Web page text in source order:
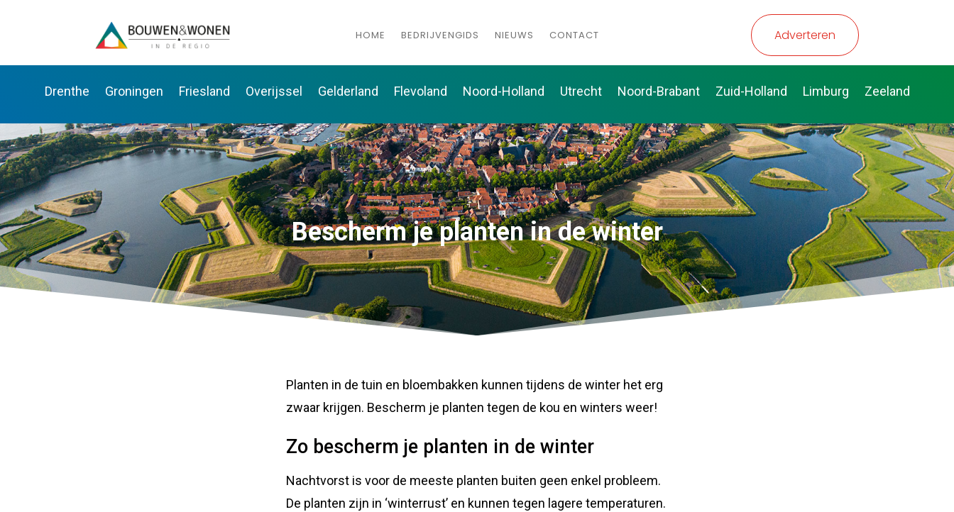
HOME BEDRIJVENGIDS NIEUWS CONTACT Adverteren
Drenthe Groningen Friesland Overijssel Gelderland Flevoland Noord-Holland Utrecht Noord-Brabant Zuid-Holland Limburg Zeeland
Bescherm je planten in de winter
Planten in de tuin en bloembakken kunnen tijdens de winter het erg
zwaar krijgen. Bescherm je planten tegen de kou en winters weer!
Zo bescherm je planten in de winter
Nachtvorst is voor de meeste planten buiten geen enkel probleem.
De planten zijn in ‘winterrust’ en kunnen tegen lagere temperaturen.